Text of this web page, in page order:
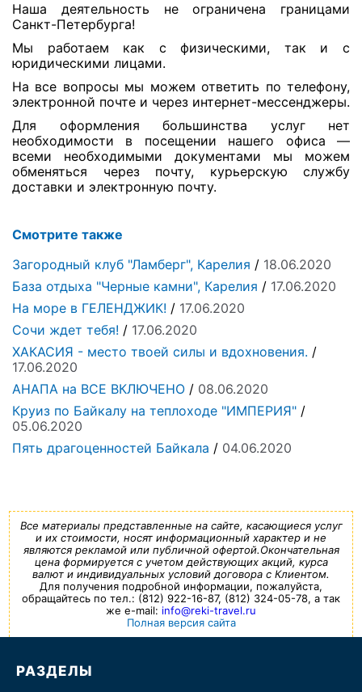
Наша деятельность не ограничена границами
Санкт-Петербурга!
Мы работаем как с физическими, так и с
юридическими лицами.
На все вопросы мы можем ответить по телефону,
электронной почте и через интернет-мессенджеры.
Для оформления большинства услуг нет
необходимости в посещении нашего офиса —
всеми необходимыми документами мы можем
обменяться через почту, курьерскую службу
доставки и электронную почту.
Смотрите также
Загородный клуб "Ламберг", Карелия / 18.06.2020
База отдыха "Черные камни", Карелия / 17.06.2020
На море в ГЕЛЕНДЖИК! / 17.06.2020
Сочи ждет тебя! / 17.06.2020
ХАКАСИЯ - место твоей силы и вдохновения. /
17.06.2020
АНАПА на ВСЕ ВКЛЮЧЕНО / 08.06.2020
Круиз по Байкалу на теплоходе "ИМПЕРИЯ" /
05.06.2020
Пять драгоценностей Байкала / 04.06.2020
Все материалы представленные на сайте, касающиеся услуг
и их стоимости, носят информационный характер и не
являются рекламой или публичной офертой.Окончательная
цена формируется с учетом действующих акций, курса
валют и индивидуальных условий договора с Клиентом.
Для получения подробной информации, пожалуйста,
обращайтесь по тел.: (812) 922-16-87, (812) 324-05-78, а так
же e-mail: info@reki-travel.ru
Полная версия сайта
РАЗДЕЛЫ